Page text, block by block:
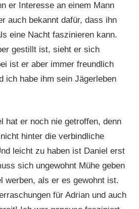
er Interesse an einem Mann
auch bekannt dafür, dass ihn
eine Nacht faszinieren kann.
gestillt ist, sieht er sich
ist er aber immer freundlich
ich habe ihm sein Jägerleben
hat er noch nie getroffen, denn
hinter die verbindliche
leicht zu haben ist Daniel erst
sich ungewohnt Mühe geben
werben, als er es gewohnt ist.
für Adrian und auch